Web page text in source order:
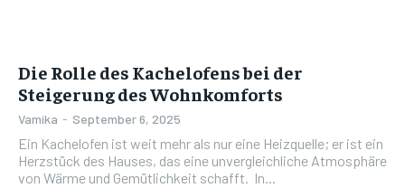
Die Rolle des Kachelofens bei der
Steigerung des Wohnkomforts
Vamika - September 6, 2025
Ein Kachelofen ist weit mehr als nur eine Heizquelle; er ist ein
Herzstück des Hauses, das eine unvergleichliche Atmosphäre
von Wärme und Gemütlichkeit schafft. In...